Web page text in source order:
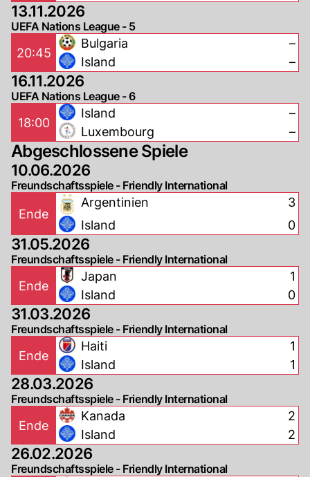
13.11.2026
UEFA Nations League - 5
20:45
Bulgaria
Island
–
–
16.11.2026
UEFA Nations League - 6
18:00
Island
Luxembourg
–
–
Abgeschlossene Spiele
10.06.2026
Freundschaftsspiele - Friendly International
Ende
Argentinien
Island
3
0
31.05.2026
Freundschaftsspiele - Friendly International
Ende
Japan
Island
1
0
31.03.2026
Freundschaftsspiele - Friendly International
Ende
Haiti
Island
1
1
28.03.2026
Freundschaftsspiele - Friendly International
Ende
Kanada
Island
2
2
26.02.2026
Freundschaftsspiele - Friendly International